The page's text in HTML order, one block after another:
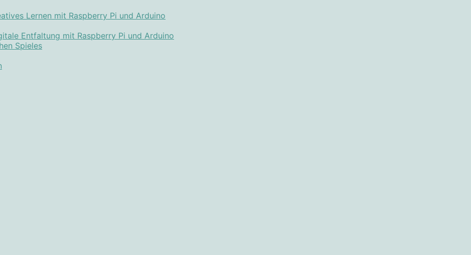
Lernen mit Raspberry Pi und Arduino
Entfaltung mit Raspberry Pi und Arduino
Spieles